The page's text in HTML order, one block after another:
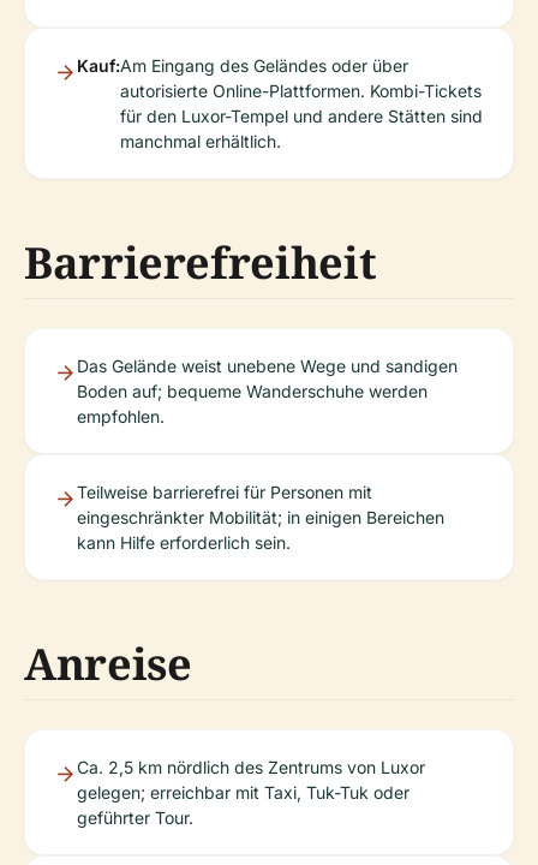
Kauf:Am Eingang des Geländes oder über
autorisierte Online-Plattformen. Kombi-Tickets
für den Luxor-Tempel und andere Stätten sind
manchmal erhältlich.
Barrierefreiheit
Das Gelände weist unebene Wege und sandigen
Boden auf; bequeme Wanderschuhe werden
empfohlen.
Teilweise barrierefrei für Personen mit
eingeschränkter Mobilität; in einigen Bereichen
kann Hilfe erforderlich sein.
Anreise
Ca. 2,5 km nördlich des Zentrums von Luxor
gelegen; erreichbar mit Taxi, Tuk-Tuk oder
geführter Tour.